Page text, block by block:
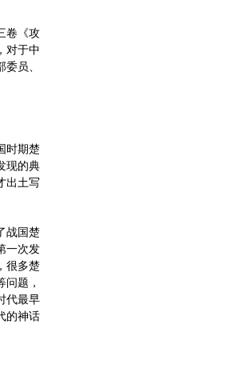
卷《攻
对于中
员、
时期楚
现的典
出土写
战国楚
一次发
很多楚
题，
代最早
的神话